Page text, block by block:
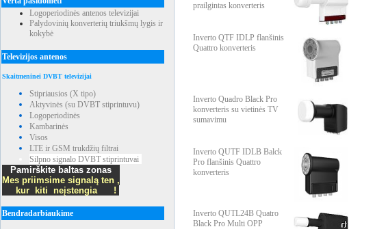
Logoperiodinės antenos televizijai
Palydovinių konverterių triukšmų lygis ir
kokybė
Televizijos antenos
Skaitmeninei DVBT televizijai
Stipriausios (X tipo)
Aktyvinės (su DVBT stiprintuvu)
Logoperiodinės
Kambarinės
Visos
LTE ir GSM trukdžių filtrai
Silpno signalo DVBT stiprintuvai
Pamirškite baltas zonas
Mes priimsime signalą ten ,
kur kiti neįstengia !
Bendradarbiaukime
prailgintas konverteris
Inverto QTF IDLP flanšinis
Quattro konverteris
Inverto Quadro Black Pro
konverteris su vietinės TV
sumavimu
Inverto QUTF IDLB Balck
Pro flanšinis Quattro
konverteris
Inverto QUTL24B Quatro
Black Pro Multi OPP